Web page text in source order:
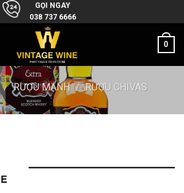
GỌI NGAY
038 737 6666
0
/ RƯỢU MẠNH / RƯỢU CHIVAS